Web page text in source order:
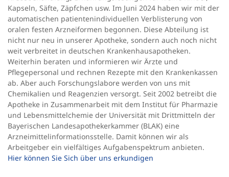
Kapseln, Säfte, Zäpfchen usw. Im Juni 2024 haben wir mit der
automatischen patientenindividuellen Verblisterung von
oralen festen Arzneiformen begonnen. Diese Abteilung ist
nicht nur neu in unserer Apotheke, sondern auch noch nicht
weit verbreitet in deutschen Krankenhausapotheken.
Weiterhin beraten und informieren wir Ärzte und
Pflegepersonal und rechnen Rezepte mit den Krankenkassen
ab. Aber auch Forschungslabore werden von uns mit
Chemikalien und Reagenzien versorgt. Seit 2002 betreibt die
Apotheke in Zusammenarbeit mit dem Institut für Pharmazie
und Lebensmittelchemie der Universität mit Drittmitteln der
Bayerischen Landesapothekerkammer (BLAK) eine
Arzneimittelinformationsstelle. Damit können wir als
Arbeitgeber ein vielfältiges Aufgabenspektrum anbieten.
Hier können Sie Sich über uns erkundigen